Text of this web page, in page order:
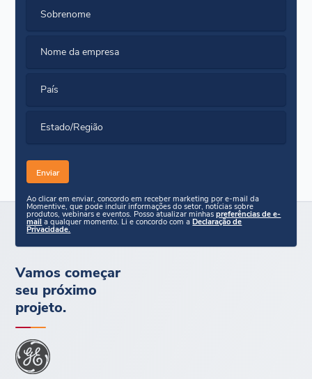
Sobrenome
Nome da empresa
País
Estado/Região
Ao clicar em enviar, concordo em receber marketing por e-mail da
Momentive, que pode incluir informações do setor, notícias sobre
produtos, webinars e eventos. Posso atualizar minhaspreferências de e-
mail a qualquer momento. Li e concordo com aDeclaração de
Privacidade.
Vamos começar
seu próximo
projeto.